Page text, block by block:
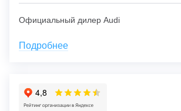
Официальный дилер Audi
Подробнее